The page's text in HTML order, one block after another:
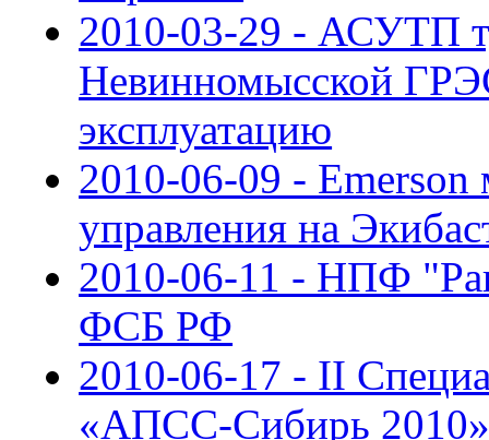
2010-03-29 - АСУТП
Невинномысской
эксплуатацию
2010-06-09 - Emerson
управления на
2010-06-11 - НПФ
ФСБ РФ
2010-06-17 - II
«АПСС-Сибирь